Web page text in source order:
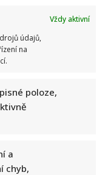
Vždy aktivní
údajů,
na
poloze,
a
chyb,